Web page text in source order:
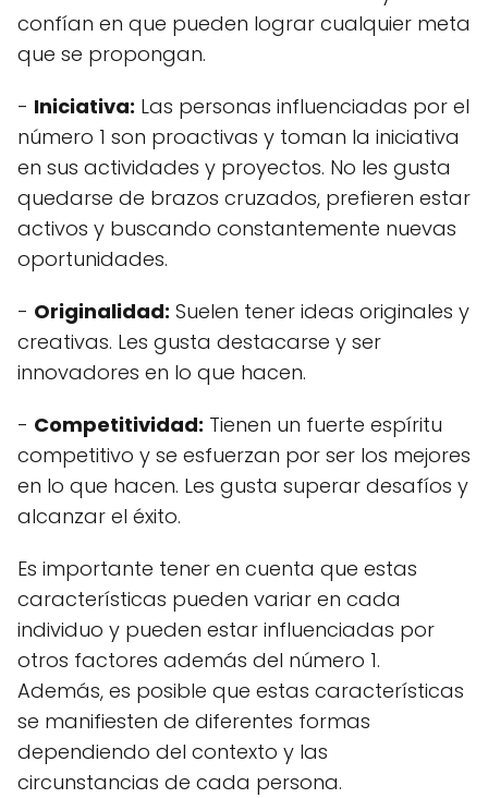
confían en que pueden lograr cualquier meta
que se propongan.
- Iniciativa: Las personas influenciadas por el
número 1 son proactivas y toman la iniciativa
en sus actividades y proyectos. No les gusta
quedarse de brazos cruzados, prefieren estar
activos y buscando constantemente nuevas
oportunidades.
- Originalidad: Suelen tener ideas originales y
creativas. Les gusta destacarse y ser
innovadores en lo que hacen.
- Competitividad: Tienen un fuerte espíritu
competitivo y se esfuerzan por ser los mejores
en lo que hacen. Les gusta superar desafíos y
alcanzar el éxito.
Es importante tener en cuenta que estas
características pueden variar en cada
individuo y pueden estar influenciadas por
otros factores además del número 1.
Además, es posible que estas características
se manifiesten de diferentes formas
dependiendo del contexto y las
circunstancias de cada persona.